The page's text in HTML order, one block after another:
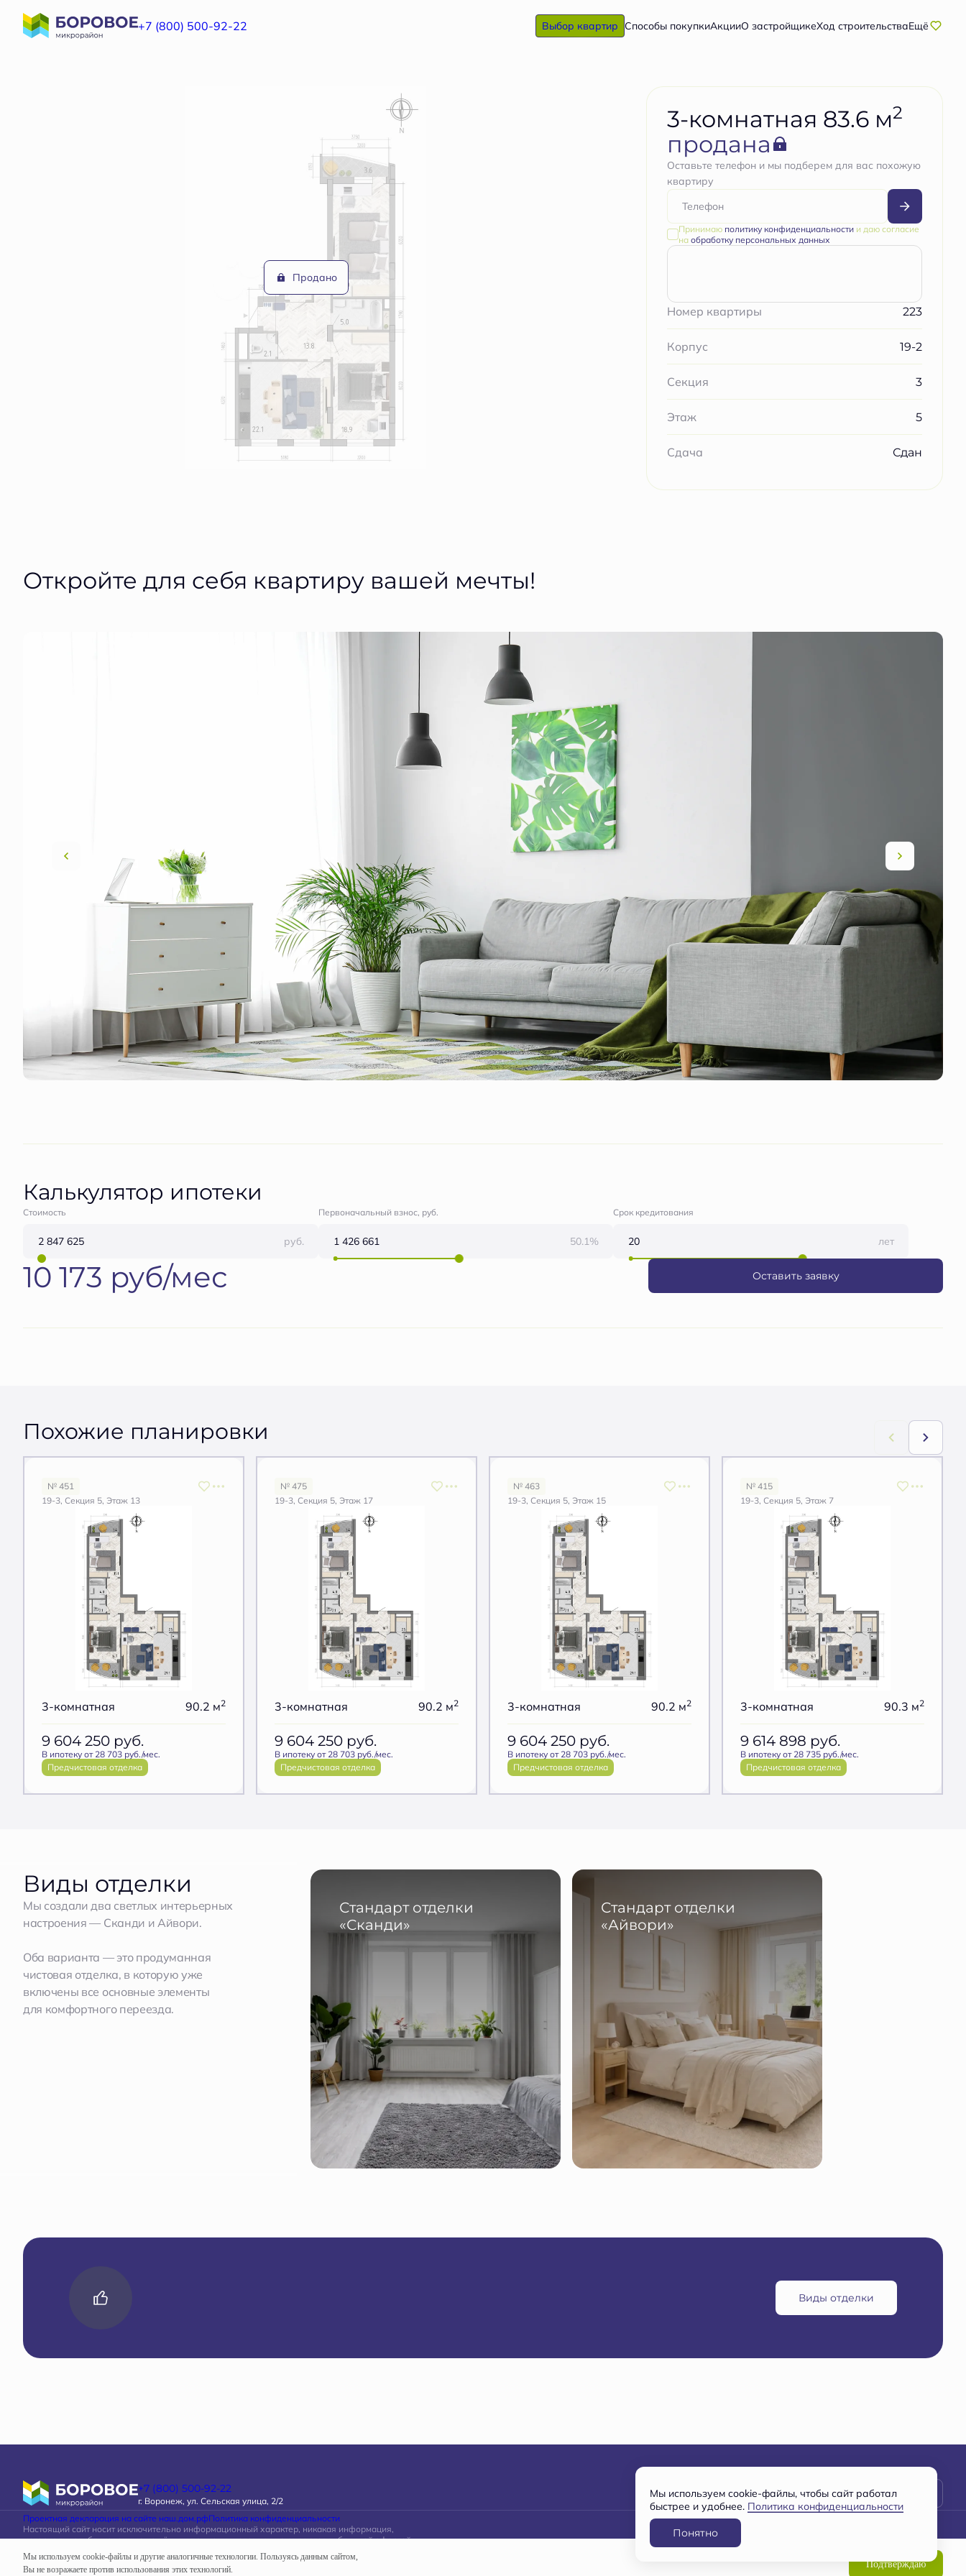
+7 (800) 500-92-22 Выбор квартир Способы покупкиАкцииО застройщикеХод строительстваЕщё
3-комнатная83.6 м2 Цена по запросу
Продано
3-комнатная 83.6 м2
продана
Оставьте телефон и мы подберем для вас похожую
квартиру
Принимаю политику конфиденциальностии даю согласие
на обработку персональных данных
Номер квартиры 223
Корпус 19-2
Секция 3
Этаж 5
Сдача Сдан
Откройте для себя квартиру вашей мечты!
Калькулятор ипотеки
Стоимость
руб.
Первоначальный взнос, руб.
50.1%
Срок кредитования
лет
10 173 руб/мес Оставить заявку
Похожие планировки
№ 451
19-3, Секция 5, Этаж 13
3-комнатная 90.2 м2
9 604 250 руб.
В ипотеку от 28 703 руб./мес.
Предчистовая отделка
№ 475
19-3, Секция 5, Этаж 17
3-комнатная 90.2 м2
9 604 250 руб.
В ипотеку от 28 703 руб./мес.
Предчистовая отделка
№ 463
19-3, Секция 5, Этаж 15
3-комнатная 90.2 м2
9 604 250 руб.
В ипотеку от 28 703 руб./мес.
Предчистовая отделка
№ 415
19-3, Секция 5, Этаж 7
3-комнатная 90.3 м2
9 614 898 руб.
В ипотеку от 28 735 руб./мес.
Предчистовая отделка
Виды отделки
Мы создали два светлых интерьерных
настроения — Сканди и Айвори.
Оба варианта — это продуманная
чистовая отделка, в которую уже
включены все основные элементы
для комфортного переезда.
Стандарт отделки
«Сканди»
Стандарт отделки
«Айвори»
Виды отделки
+7 (800) 500-92-22
г. Воронеж, ул. Сельская улица, 2/2
Заявка на консультацию
Проектная декларация на сайте наш.дом.рфПолитика конфиденциальности
Настоящий сайт носит исключительно информационный характер, никакая информация,
материалы, опубликованные на нём, ни при каких условиях не являются публичной офертой,
определяемой положениями статьи 437 Гражданского кодекса Российской Федерации.
Разработано
иООО СПЕЦИАЛИЗИРОВАННЫЙ ЗАСТРОЙЩИК "ВМУ-2"
Мы используем cookie-файлы и другие аналогичные технологии. Пользуясь данным сайтом,
Вы не возражаете против использования этих технологий.
Подтверждаю
Мы используем cookie-файлы, чтобы сайт работал
быстрее и удобнее. Политика конфиденциальности
Понятно